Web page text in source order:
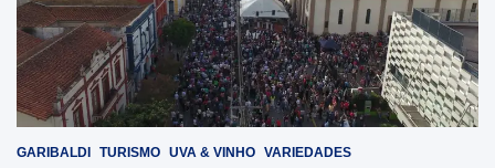
GARIBALDI TURISMO UVA & VINHO VARIEDADES